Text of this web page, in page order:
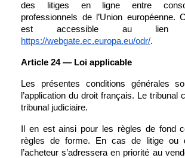
des litiges en ligne entre
professionnels de l’Union européenne.
https://webgate.ec.europa.eu/odr/.
Article 24 — Loi applicable
Les présentes conditions générales
l’application du droit français. Le tribunal
tribunal judiciaire.
Il en est ainsi pour les règles de fond
règles de forme. En cas de litige ou
l’acheteur s’adressera en priorité au